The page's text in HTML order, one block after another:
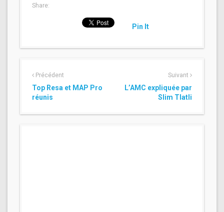
Share:
Pin It
Précédent
Top Resa et MAP Pro
réunis
Suivant
L’AMC expliquée par
Slim Tlatli